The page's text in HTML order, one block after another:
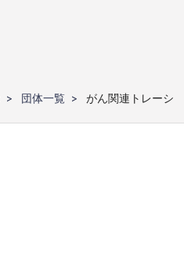
団体一覧
がん関連トレーシ